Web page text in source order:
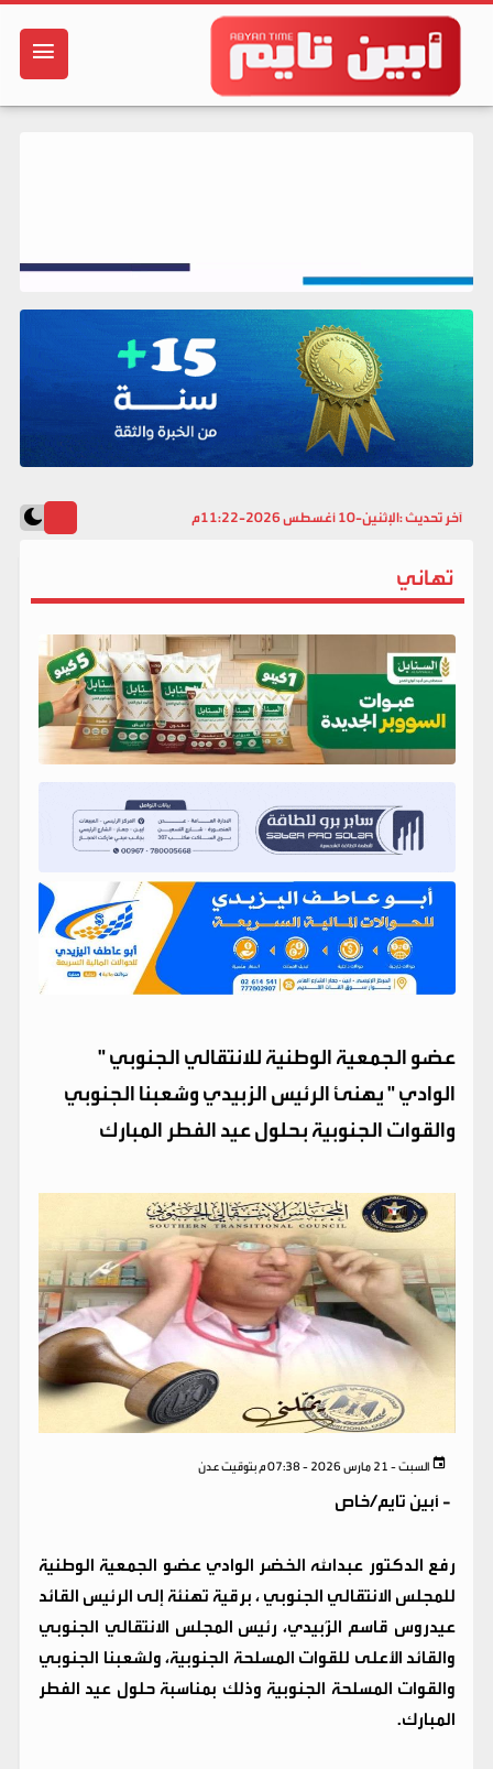
آخر تحديث :الإثنين-10 أغسطس 2026-11:22م
تهاني
عضو الجمعية الوطنية للانتقالي الجنوبي "
الوادي " يهنئ الرئيس الزبيدي وشعبنا الجنوبي
والقوات الجنوبية بحلول عيد الفطر المبارك
السبت - 21 مارس 2026 - 07:38 م بتوقيت عدن
- أبين تايم/خاص
رفع الدكتور عبدالله الخضر الوادي عضو الجمعية الوطنية
للمجلس الانتقالي الجنوبي ، برقية تهنئة إلى الرئيس القائد
عيدروس قاسم الزُبيدي، رئيس المجلس الانتقالي الجنوبي
والقائد الأعلى للقوات المسلحة الجنوبية، ولشعبنا الجنوبي
والقوات المسلحة الجنوبية وذلك بمناسبة حلول عيد الفطر
المبارك.